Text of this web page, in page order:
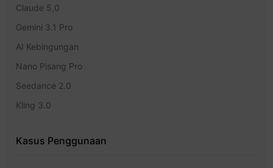
Claude 5,0
Gemini 3.1 Pro
AI Kebingungan
Nano Pisang Pro
Seedance 2.0
Kling 3.0
Kasus Penggunaan